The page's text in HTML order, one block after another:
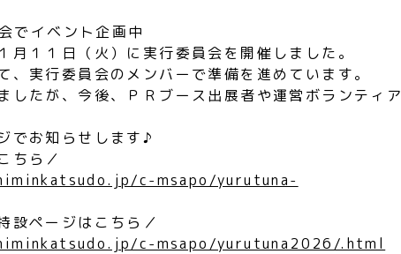
でイベント企画中
月１１日（火）に実行委員会を開催しました。
、実行委員会のメンバーで準備を進めています。
したが、今後、ＰＲブース出展者や運営ボランティ
でお知らせします♪
ちら／
c-msapo/yurutuna-
設ページはこちら／
c-msapo/yurutuna2026/.html